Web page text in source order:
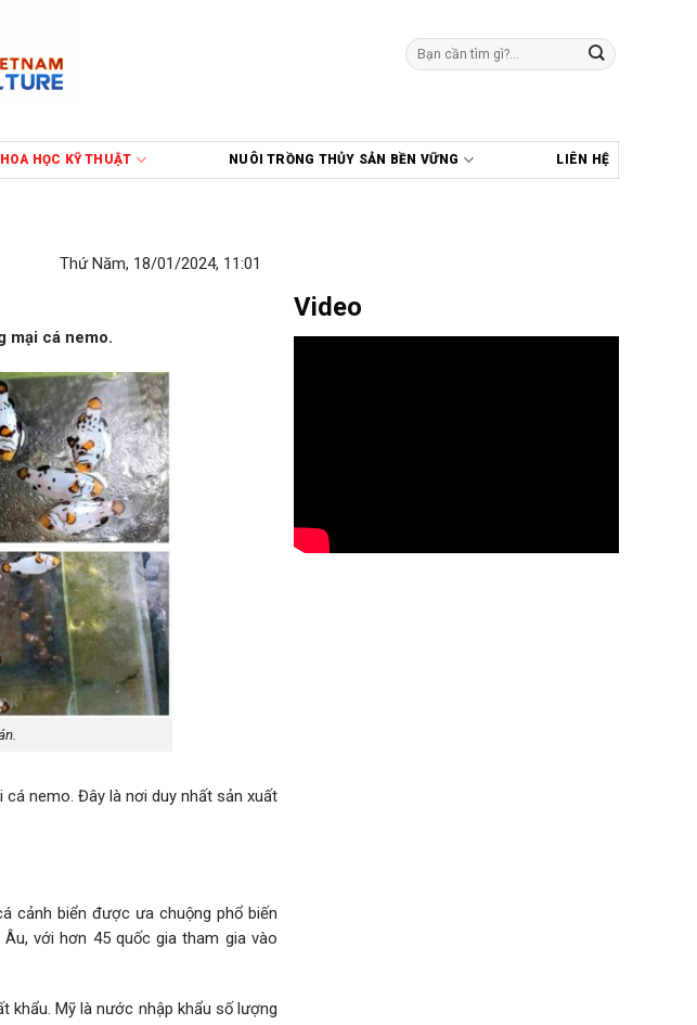
Tìm
kiếm:
HỌC KỸ THUẬT NUÔI TRỒNG THỦY SẢN BỀN VỮNG LIÊN HỆ
Thứ Năm, 18/01/2024, 11:01
mại cá nemo.
nemo. Đây là nơi duy nhất sản xuất
cảnh biển được ưa chuộng phổ biến
với hơn 45 quốc gia tham gia vào
khẩu. Mỹ là nước nhập khẩu số lượng
Video